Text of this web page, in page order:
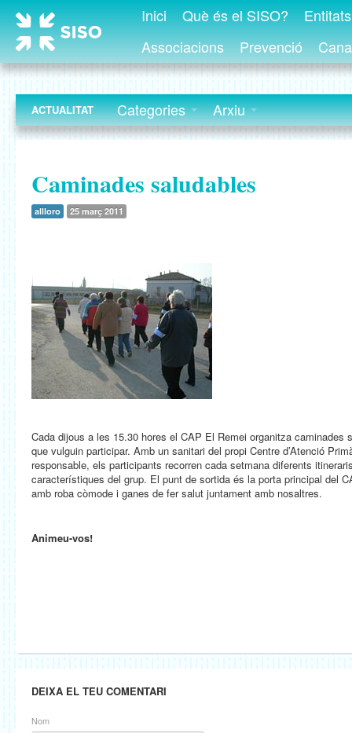
Inici Què és el SISO?
Associacions
Prevenció
ACTUALITAT Categories Arxiu
Caminades saludables
allloro 25 març 2011
Cada dijous a les 15.30 hores el CAP El Remei organitza caminades
que vulguin participar. Amb un sanitari del propi Centre d’Atenció
responsable, els participants recorren cada setmana diferents
característiques del grup. El punt de sortida és la porta principal del
amb roba còmode i ganes de fer salut juntament amb nosaltres.
Animeu-vos!
DEIXA EL TEU COMENTARI
Nom